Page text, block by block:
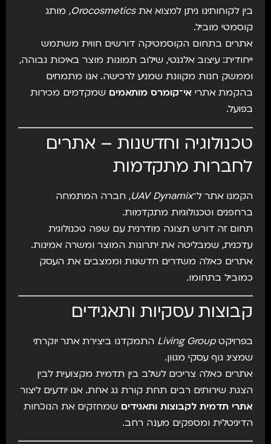
בין לקוחותינו ניתן למצוא אתOrocosmetics, מותג
קוסמטי מוביל.
אתרים בתחום הקוסמטיקה דורשים חווית משתמש
ייחודית: עיצוב אלגנטי, שילוב תמונות מוצר באיכות גבוהה,
וממשק חנות מקוונת שמניע לרכישה. אנו מתמחים
בהקמת אתרי אי־קומרס מותאמים שמקדמים מכירות
בפועל.
טכנולוגיה וחדשנות – אתרים
לחברות מתקדמות
הקמנו אתר ל־UAV Dynamix, חברה המתמחה
ברחפנים וטכנולוגיות מתקדמות.
תחום זה דורש תצוגה מודרנית עם שפה טכנולוגית
עדכנית, שמבליטה את יתרונות המוצר ומשרה אמינות.
אתרים כאלה משדרים חדשנות וממצבים את העסק
כמוביל בתחומו.
קבוצות עסקיות ותאגידים
בפרויקטLiving Group התמקדנו ביצירת אתר יוקרתי
שמציג גוף עסקי מגוון.
אתרים כאלה צריכים לשלב בין תדמית מקצועית לבין
הצגת שירותים רבים תחת קורת גג אחת. אנו יודעים ליצור
אתרי תדמית לקבוצות ותאגידים שמחזקים את הנוכחות
הדיגיטלית ומספקים מענה רחב.